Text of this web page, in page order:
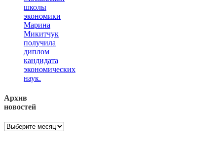
школы
экономики
Марина
Микитчук
получила
диплом
кандидата
экономических
наук.
Архив
новостей
Архив